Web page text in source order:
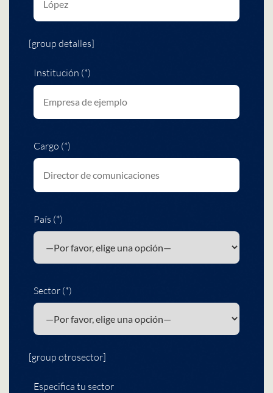
[group detalles]
Institución (*)
Cargo (*)
País (*)
Sector (*)
[group otrosector]
Especifica tu sector